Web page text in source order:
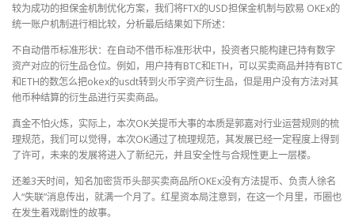
较为成功的担保金机制优化方案，我们将FTX的USD担保金机制与欧易 OKEx的
统一账户机制进行相比较，分析最后结果如下所述：
不自动借币标准形状：在自动不借币标准形状中，投资者只能构建已持有数字
资产对应的衍生品仓位。例如，用户持有BTC和ETH，可以买卖商品并持有BTC
和ETH的数怎么把okex的usdt转到火币字资产衍生品，但是用户没有方法对其
他币种结算的衍生品进行买卖商品。
真金不怕火炼，实际上，本次OK关提币大事的本质是郭嘉对行业运营规则的梳
理规范，我们可以觉得，本次OK通过了梳理规范，其发展已经一定程度上得到
了许可，未来的发展将进入了新纪元，并且安全性与合规性更上一层楼。
还差3天时间，知名加密货币头部买卖商品所OKEx没有方法提币、负责人徐名
人“失联”消息传出，就满一个月了。红星资本局注意到，在这一个月里，币圈也
在发生着戏剧性的故事。